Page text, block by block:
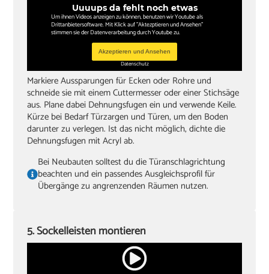
Uuuups da fehlt noch etwas
Um ihnen Videos anzeigen zu können, benutzen wir Youtube als
Drittanbietersoftware. Mit Klick auf "Aktezptieren und Ansehen"
stimmen sie der Datenverarbeitung durch Youtube zu.
Akzeptieren und Ansehen
Datenschutz
Markiere Aussparungen für Ecken oder Rohre und
schneide sie mit einem Cuttermesser oder einer Stichsäge
aus. Plane dabei Dehnungsfugen ein und verwende Keile.
Kürze bei Bedarf Türzargen und Türen, um den Boden
darunter zu verlegen. Ist das nicht möglich, dichte die
Dehnungsfugen mit Acryl ab.
Bei Neubauten solltest du die Türanschlagrichtung
beachten und ein passendes Ausgleichsprofil für
Übergänge zu angrenzenden Räumen nutzen.
5. Sockelleisten montieren